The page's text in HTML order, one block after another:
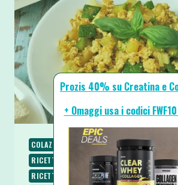
COLAZIONE PIATTI UNICI PIATTI VELOCI
RICETTE LOW CARB
RICETTE PROTEICHE
RICETTE SALATE
RICETTE SENZA GLUTINE
Prozis 40% su Creatina e
+ Omaggi usa i codici